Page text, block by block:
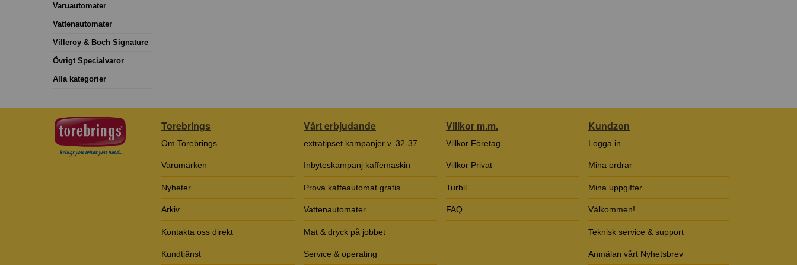
Varuautomater
Vattenautomater
Villeroy & Boch Signature
Övrigt Specialvaror
Alla kategorier
Torebrings
Om Torebrings
Varumärken
Nyheter
Arkiv
Kontakta oss direkt
Kundtjänst
Vårt erbjudande
extratipset kampanjer v. 32-37
Inbyteskampanj kaffemaskin
Prova kaffeautomat gratis
Vattenautomater
Mat & dryck på jobbet
Service & operating
Villkor m.m.
Villkor Företag
Villkor Privat
Turbil
FAQ
Kundzon
Logga in
Mina ordrar
Mina uppgifter
Välkommen!
Teknisk service & support
Anmälan vårt Nyhetsbrev